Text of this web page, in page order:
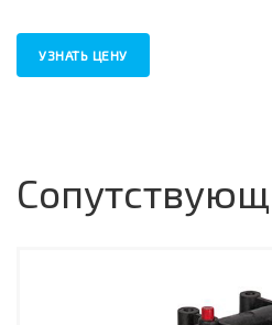
УЗНАТЬ ЦЕНУ